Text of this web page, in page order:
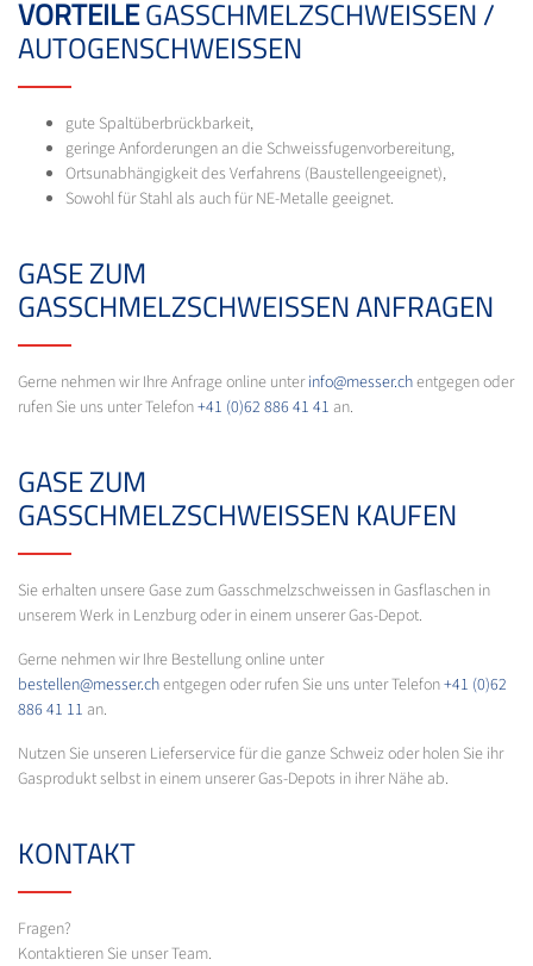
VORTEILEGASSCHMELZSCHWEISSEN /
AUTOGENSCHWEISSEN
gute Spaltüberbrückbarkeit,
geringe Anforderungen an die Schweissfugenvorbereitung,
Ortsunabhängigkeit des Verfahrens (Baustellengeeignet),
Sowohl für Stahl als auch für NE-Metalle geeignet.
GASE ZUM
GASSCHMELZSCHWEISSEN ANFRAGEN
Gerne nehmen wir Ihre Anfrage online unterinfo@messer.chentgegen oder
rufen Sie uns unter Telefon+41 (0)62 886 41 41 an.
GASE ZUM
GASSCHMELZSCHWEISSEN KAUFEN
Sie erhalten unsere Gase zum Gasschmelzschweissen in Gasflaschen in
unserem Werk in Lenzburg oder in einem unserer Gas-Depot.
Gerne nehmen wir Ihre Bestellung online unter
bestellen@messer.chentgegen oder rufen Sie uns unter Telefon+41 (0)62
886 41 11 an.
Nutzen Sie unseren Lieferservice für die ganze Schweiz oder holen Sie ihr
Gasprodukt selbst in einem unserer Gas-Depots in ihrer Nähe ab.
KONTAKT
Fragen?
Kontaktieren Sie unser Team.